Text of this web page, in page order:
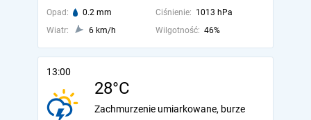
Opad: 0.2 mm Ciśnienie: 1013 hPa
Wiatr:
6 km/h Wilgotność: 46%
13:00
28°C
Zachmurzenie umiarkowane, burze